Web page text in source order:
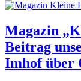
Magazin
Beitrag
Imhof über